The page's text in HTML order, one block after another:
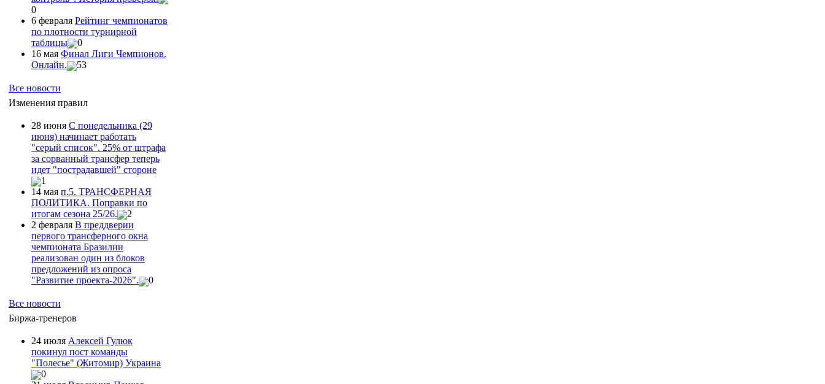
0
6 февраля Рейтинг чемпионатов
по плотности турнирной
таблицы
0
16 мая Финал Лиги Чемпионов.
Онлайн.
53
Все новости
Изменения правил
28 июня С понедельника (29
июня) начинает работать
"серый список". 25% от штрафа
за сорванный трансфер теперь
идет "пострадавшей" стороне
1
14 мая п.5. ТРАНСФЕРНАЯ
ПОЛИТИКА. Поправки по
итогам сезона 25/26.
2
2 февраля В преддверии
первого трансферного окна
чемпионата Бразилии
реализован один из блоков
предложений из опроса
"Развитие проекта-2026".
0
Все новости
Биржа-тренеров
24 июля Алексей Гулюк
покинул пост команды
"Полесье" (Житомир) Украина
0